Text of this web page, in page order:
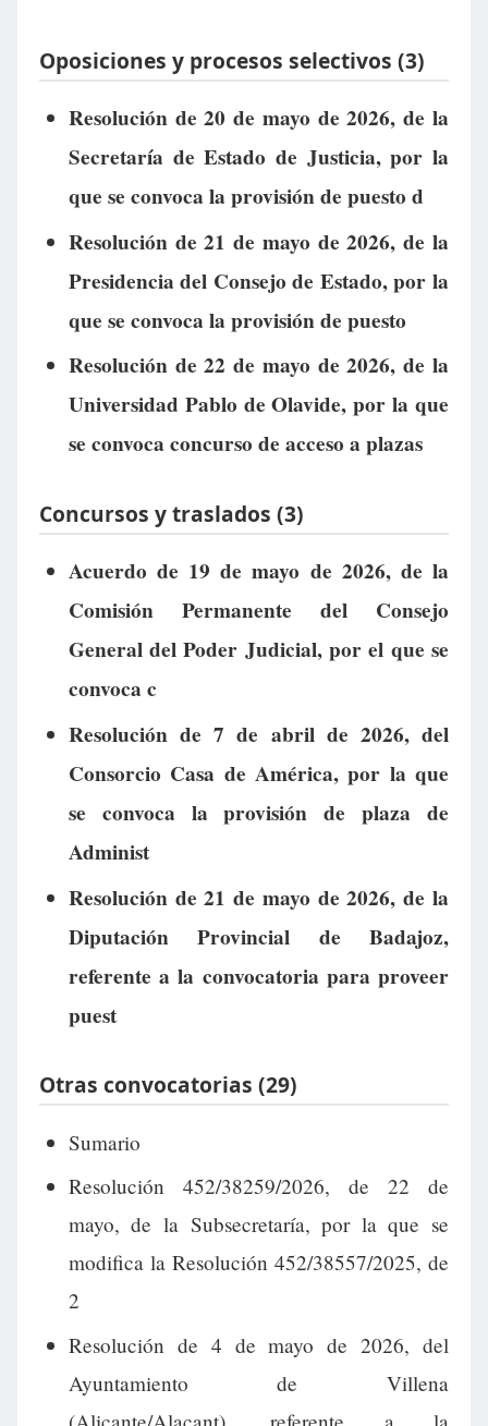
Oposiciones y procesos selectivos (3)
Resolución de 20 de mayo de 2026, de la
Secretaría de Estado de Justicia, por la
que se convoca la provisión de puesto d
Resolución de 21 de mayo de 2026, de la
Presidencia del Consejo de Estado, por la
que se convoca la provisión de puesto
Resolución de 22 de mayo de 2026, de la
Universidad Pablo de Olavide, por la que
se convoca concurso de acceso a plazas
Concursos y traslados (3)
Acuerdo de 19 de mayo de 2026, de la
Comisión Permanente del Consejo
General del Poder Judicial, por el que se
convoca c
Resolución de 7 de abril de 2026, del
Consorcio Casa de América, por la que
se convoca la provisión de plaza de
Administ
Resolución de 21 de mayo de 2026, de la
Diputación Provincial de Badajoz,
referente a la convocatoria para proveer
puest
Otras convocatorias (29)
Sumario
Resolución 452/38259/2026, de 22 de
mayo, de la Subsecretaría, por la que se
modifica la Resolución 452/38557/2025, de
2
Resolución de 4 de mayo de 2026, del
Ayuntamiento de Villena